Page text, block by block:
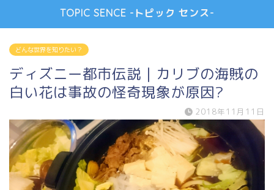
TOPIC SENCE -トピック センス-
どんな世界を知りたい？
ディズニー都市伝説｜カリブの海賊の
白い花は事故の怪奇現象が原因?
2018年11月11日